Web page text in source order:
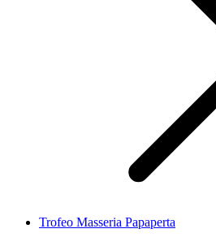
Trofeo Masseria Papaperta